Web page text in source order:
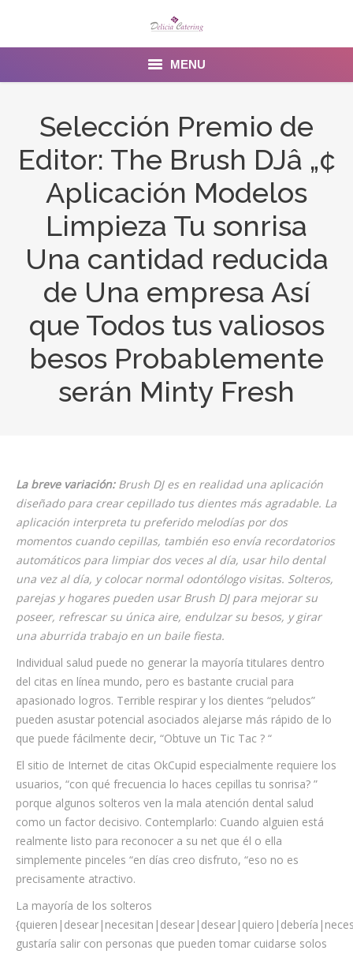
MENU
Venues
Contact Us
Selección Premio de
Editor: The Brush DJâ „¢
Aplicación Modelos
Limpieza Tu sonrisa
Una cantidad reducida
de Una empresa Así
que Todos tus valiosos
besos Probablemente
serán Minty Fresh
La breve variación: Brush DJ es en realidad una aplicación
diseñado para crear cepillado tus dientes más agradable. La
aplicación interpreta tu preferido melodías por dos
momentos cuando cepillas, también eso envía recordatorios
automáticos para limpiar dos veces al día, usar hilo dental
una vez al día, y colocar normal odontólogo visitas. Solteros,
parejas y hogares pueden usar Brush DJ para mejorar su
poseer, refrescar su única aire, endulzar su besos, y girar
una aburrida trabajo en un baile fiesta.
Individual salud puede no generar la mayoría titulares dentro
del citas en línea mundo, pero es bastante crucial para
apasionado logros. Terrible respirar y los dientes “peludos”
pueden asustar potencial asociados alejarse más rápido de lo
que puede fácilmente decir, “Obtuve un Tic Tac ? “
El sitio de Internet de citas OkCupid especialmente requiere los
usuarios, “con qué frecuencia lo haces cepillas tu sonrisa? ”
porque algunos solteros ven la mala atención dental salud
como un factor decisivo. Contemplarlo: Cuando alguien está
realmente listo para reconocer a su net que él o ella
simplemente pinceles “en días creo disfruto, “eso no es
precisamente atractivo.
La mayoría de los solteros
gustaría salir con personas que pueden tomar cuidarse solos